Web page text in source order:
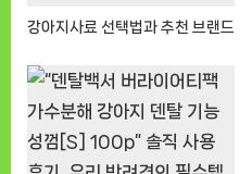
강아지사료 선택법과 추천 브랜드